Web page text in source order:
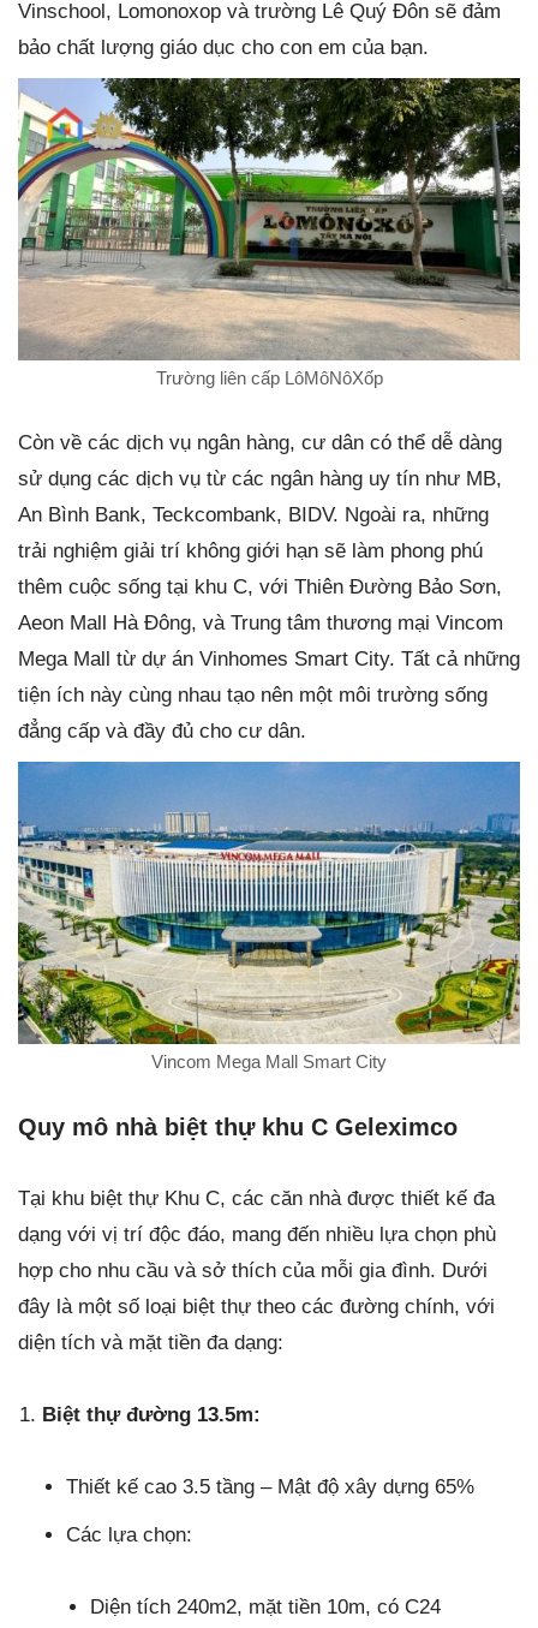
Vinschool, Lomonoxop và trường Lê Quý Đôn sẽ đảm
bảo chất lượng giáo dục cho con em của bạn.
Trường liên cấp LôMôNôXốp
Còn về các dịch vụ ngân hàng, cư dân có thể dễ dàng
sử dụng các dịch vụ từ các ngân hàng uy tín như MB,
An Bình Bank, Teckcombank, BIDV. Ngoài ra, những
trải nghiệm giải trí không giới hạn sẽ làm phong phú
thêm cuộc sống tại khu C, với Thiên Đường Bảo Sơn,
Aeon Mall Hà Đông, và Trung tâm thương mại Vincom
Mega Mall từ dự án Vinhomes Smart City. Tất cả những
tiện ích này cùng nhau tạo nên một môi trường sống
đẳng cấp và đầy đủ cho cư dân.
Vincom Mega Mall Smart City
Quy mô nhà biệt thự khu C Geleximco
Tại khu biệt thự Khu C, các căn nhà được thiết kế đa
dạng với vị trí độc đáo, mang đến nhiều lựa chọn phù
hợp cho nhu cầu và sở thích của mỗi gia đình. Dưới
đây là một số loại biệt thự theo các đường chính, với
diện tích và mặt tiền đa dạng:
Biệt thự đường 13.5m:
Thiết kế cao 3.5 tầng – Mật độ xây dựng 65%
Các lựa chọn:
Diện tích 240m2, mặt tiền 10m, có C24